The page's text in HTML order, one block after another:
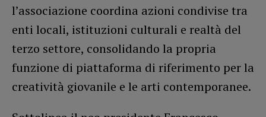
l’associazione coordina azioni condivise tra
enti locali, istituzioni culturali e realtà del
terzo settore, consolidando la propria
funzione di piattaforma di riferimento per la
creatività giovanile e le arti contemporanee.